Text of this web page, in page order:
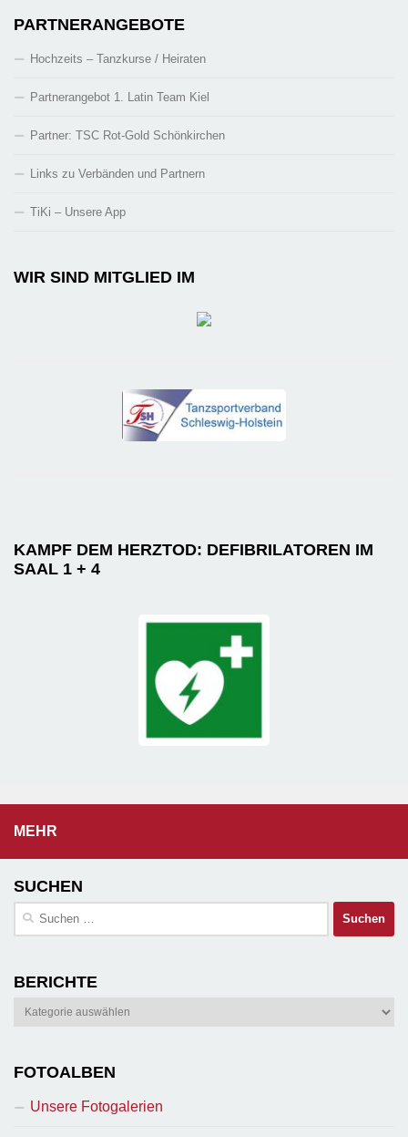
PARTNERANGEBOTE
Hochzeits – Tanzkurse / Heiraten
Partnerangebot 1. Latin Team Kiel
Partner: TSC Rot-Gold Schönkirchen
Links zu Verbänden und Partnern
TiKi – Unsere App
WIR SIND MITGLIED IM
KAMPF DEM HERZTOD: DEFIBRILATOREN IM
SAAL 1 + 4
MEHR
SUCHEN
Suchen
BERICHTE
Berichte
FOTOALBEN
Unsere Fotogalerien